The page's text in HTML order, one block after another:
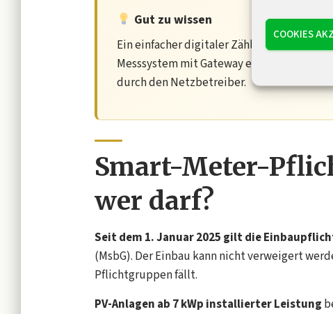
COOKIES
Gut zu wissen
Ein einfacher digitaler Zähler reicht für PV-
Messsystem mit Gateway erfüllt die
durch den Netzbetreiber.
Smart-Meter-
wer darf?
Seit dem 1. Januar 2025 gilt die
(MsbG). Der Einbau kann nicht verweigert
Pflichtgruppen fällt.
PV-Anlagen ab 7 kWp installierter Leistung